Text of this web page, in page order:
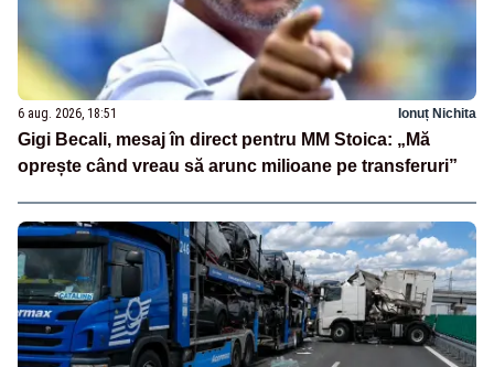
6 aug. 2026, 18:51 Ionuț Nichita
Gigi Becali, mesaj în direct pentru MM Stoica: „Mă
oprește când vreau să arunc milioane pe transferuri”